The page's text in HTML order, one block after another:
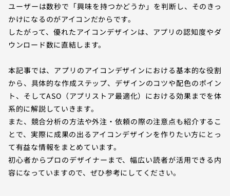
ユーザーは数秒で「興味を持つかどうか」を判断し、そのきっ
かけになるのがアイコンだからです。
したがって、優れたアイコンデザインは、アプリの認知度やダ
ウンロード数に直結します。
本記事では、アプリのアイコンデザインにおける基本的な役割
から、具体的な作成ステップ、デザインのコツや配色のポイン
ト、そしてASO（アプリストア最適化）における効果までを体
系的に解説していきます。
また、競合分析の方法や外注・依頼の際の注意点も紹介するこ
とで、実際に成果の出るアイコンデザインを作りたい方にとっ
て有益な情報をまとめています。
初心者からプロのデザイナーまで、幅広い読者が活用できる内
容になっていますので、ぜひ参考にしてください。